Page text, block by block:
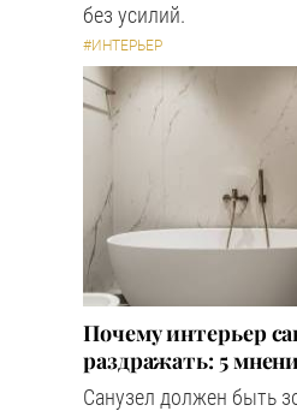
без усилий.
#ИНТЕРЬЕР
Почему интерьер
раздражать: 5
Санузел должен быть